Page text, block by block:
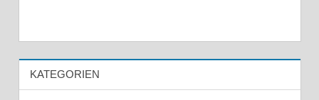
KATEGORIEN